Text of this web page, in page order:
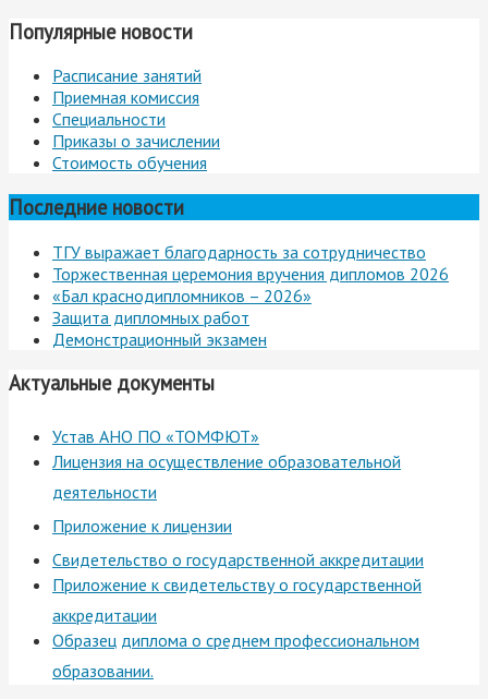
Популярные новости
Расписание занятий
Приемная комиссия
Специальности
Приказы о зачислении
Стоимость обучения
Последние новости
ТГУ выражает благодарность за сотрудничество
Торжественная церемония вручения дипломов 2026
«Бал краснодипломников – 2026»
Защита дипломных работ
Демонстрационный экзамен
Актуальные документы
Устав АНО ПО «ТОМФЮТ»
Лицензия на осуществление образовательной
деятельности
Приложение к лицензии
Свидетельство о государственной аккредитации
Приложение к свидетельству о государственной
аккредитации
Образец диплома о среднем профессиональном
образовании.